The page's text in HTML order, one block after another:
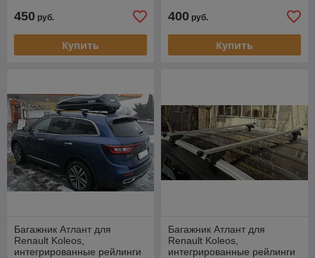
450 руб.
Купить
400 руб.
Купить
Багажник Атлант для
Renault Koleos,
интегрированные рейлинги
Багажник Атлант для
Renault Koleos,
интегрированные рейлинги